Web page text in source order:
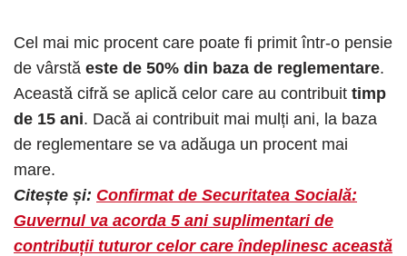
Cel mai mic procent care poate fi primit într-o pensie
de vârstă este de 50% din baza de reglementare.
Această cifră se aplică celor care au contribuit timp
de 15 ani. Dacă ai contribuit mai mulți ani, la baza
de reglementare se va adăuga un procent mai
mare.
Citește și: Confirmat de Securitatea Socială:
Guvernul va acorda 5 ani suplimentari de
contribuții tuturor celor care îndeplinesc această